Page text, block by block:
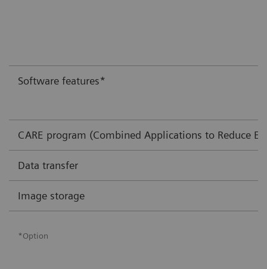
Software features*
CARE program (Combined Applications to Reduce
Data transfer
Image storage
*Option